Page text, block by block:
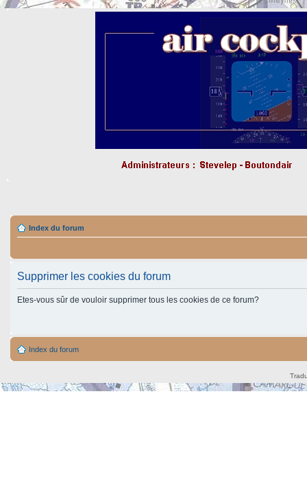
Index du forum
Supprimer les cookies du forum
Etes-vous sûr de vouloir supprimer tous les cookies de ce forum?
Index du forum